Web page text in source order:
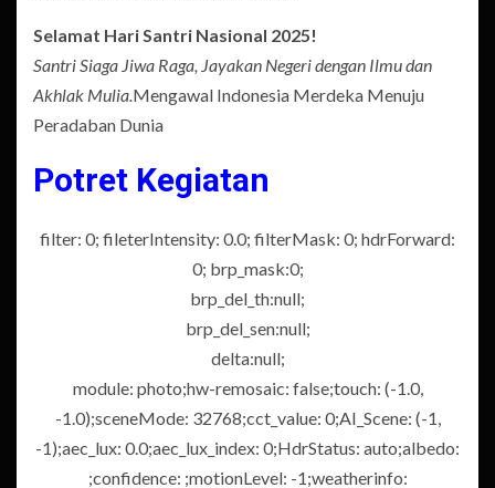
Selamat Hari Santri Nasional 2025!
Santri Siaga Jiwa Raga, Jayakan Negeri dengan Ilmu dan
Akhlak Mulia.Mengawal Indonesia Merdeka Menuju
Peradaban Dunia
Potret Kegiatan
filter: 0; fileterIntensity: 0.0; filterMask: 0; hdrForward:
0; brp_mask:0;
brp_del_th:null;
brp_del_sen:null;
delta:null;
module: photo;hw-remosaic: false;touch: (-1.0,
-1.0);sceneMode: 32768;cct_value: 0;AI_Scene: (-1,
-1);aec_lux: 0.0;aec_lux_index: 0;HdrStatus: auto;albedo:
;confidence: ;motionLevel: -1;weatherinfo: